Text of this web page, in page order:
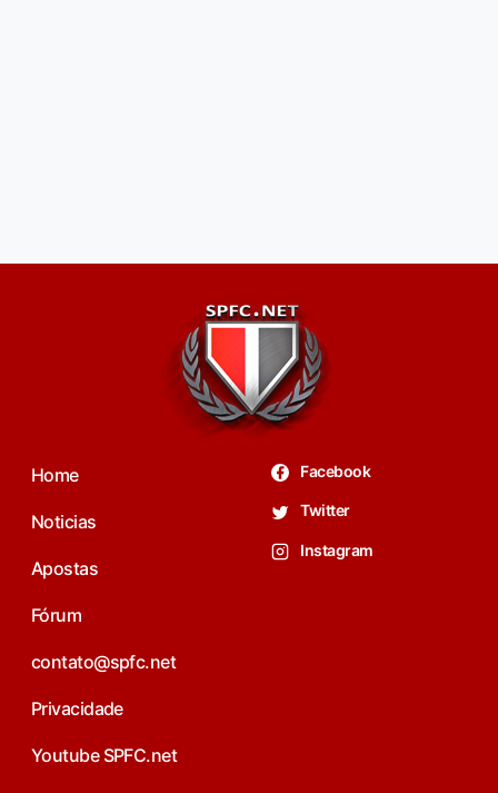
Home
Noticias
Apostas
Fórum
contato@spfc.net
Privacidade
Youtube SPFC.net
Facebook
Twitter
Instagram